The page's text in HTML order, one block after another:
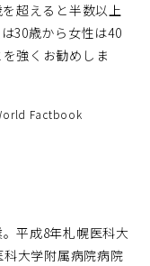
超えると半数以上
30歳から女性は40
強くお勧めしま
Factbook
平成8年札幌医科大
大学附属病院病院